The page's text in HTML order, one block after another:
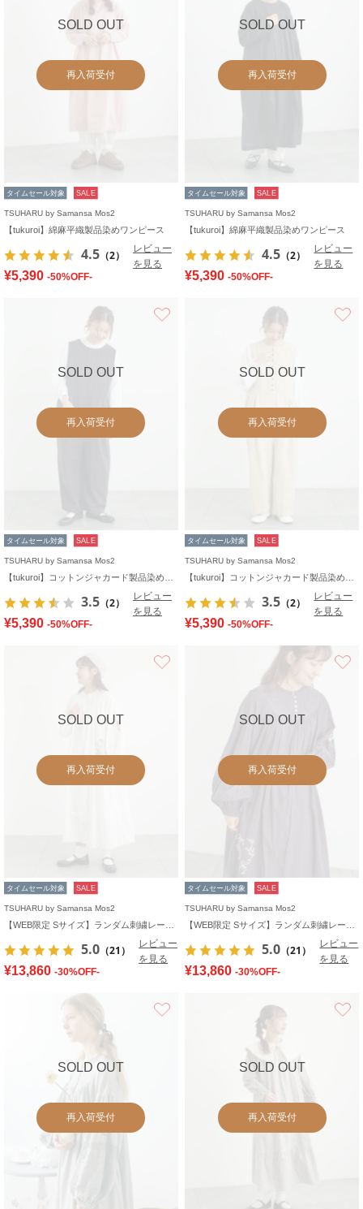
SOLD OUT
再入荷受付
タイムセール対象 SALE
TSUHARU by Samansa Mos2
【tukuroi】綿麻平織製品染めワンピース
4.5 （2）
レビュー
を見る
¥5,390 -50%OFF-
SOLD OUT
再入荷受付
タイムセール対象 SALE
TSUHARU by Samansa Mos2
【tukuroi】綿麻平織製品染めワンピース
4.5 （2）
レビュー
を見る
¥5,390 -50%OFF-
SOLD OUT
再入荷受付
タイムセール対象 SALE
TSUHARU by Samansa Mos2
3.5 （2）
レビュー
を見る
¥5,390 -50%OFF-
SOLD OUT
再入荷受付
タイムセール対象 SALE
TSUHARU by Samansa Mos2
3.5 （2）
レビュー
を見る
¥5,390 -50%OFF-
SOLD OUT
再入荷受付
タイムセール対象 SALE
TSUHARU by Samansa Mos2
5.0 （21）
レビュー
を見る
¥13,860 -30%OFF-
SOLD OUT
再入荷受付
タイムセール対象 SALE
TSUHARU by Samansa Mos2
5.0 （21）
レビュー
を見る
¥13,860 -30%OFF-
SOLD OUT
再入荷受付
SOLD OUT
再入荷受付